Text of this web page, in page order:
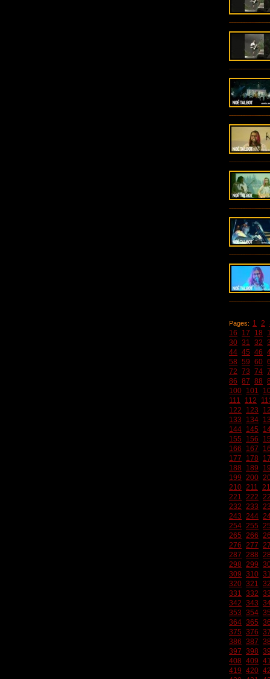
Pages: 1 2
16
17 18
30 31 32
44 45 46
58 59 60
72 73 74
86 87 88
100 101
111
112
122
123
133
134
144 145
155
156
166
167
177
178
188
189
199 200
210 211
221 222
232 233
243 244
254 255
265 266
276 277
287 288
298 299
309 310
320 321
331 332
342 343
353 354
364 365
375 376
386 387
397 398
408 409
419 420